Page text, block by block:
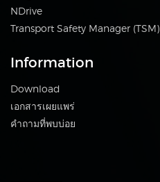
NDrive
Transport Safety Manager (TSM)
Information
Download
เอกสารเผยแพร่
คำถามที่พบบ่อย